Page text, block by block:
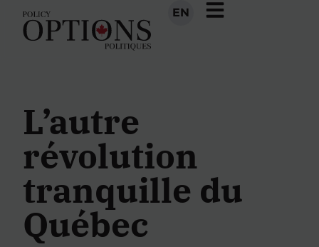
EN
L’autre
révolution
tranquille du
Québec